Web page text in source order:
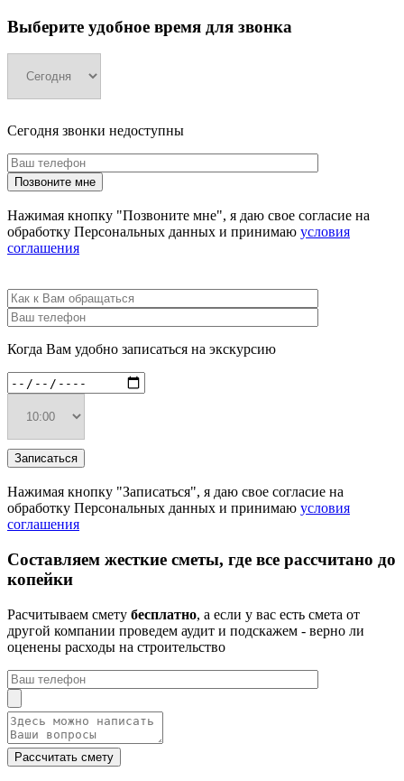
Выберите удобное время для звонка
Сегодня звонки недоступны
Нажимая кнопку "Позвоните мне", я даю свое согласие на
обработку Персональных данных и принимаю условия
соглашения
Когда Вам удобно записаться на экскурсию
Нажимая кнопку "Записаться", я даю свое согласие на
обработку Персональных данных и принимаю условия
соглашения
Составляем жесткие сметы, где все рассчитано до
копейки
Расчитываем смету бесплатно, а если у вас есть смета от
другой компании проведем аудит и подскажем - верно ли
оценены расходы на строительство